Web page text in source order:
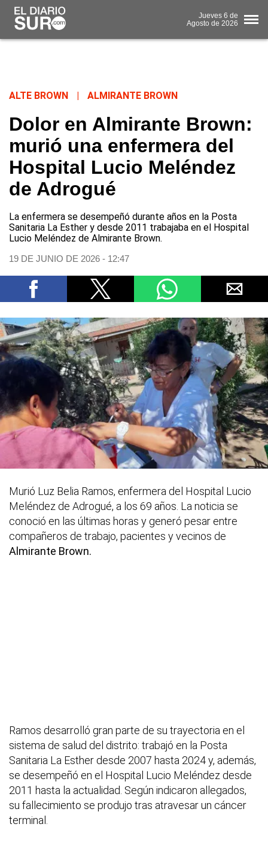
Jueves 6 de
Agosto de 2026
ALTE BROWN ALMIRANTE BROWN
Dolor en Almirante Brown:
murió una enfermera del
Hospital Lucio Meléndez
de Adrogué
La enfermera se desempeñó durante años en la Posta
Sanitaria La Esther y desde 2011 trabajaba en el Hospital
Lucio Meléndez de Almirante Brown.
19 DE JUNIO DE 2026 - 12:47
Murió Luz Belia Ramos, enfermera del Hospital Lucio
Meléndez de Adrogué, a los 69 años. La noticia se
conoció en las últimas horas y generó pesar entre
compañeros de trabajo, pacientes y vecinos de
Almirante Brown.
Ramos desarrolló gran parte de su trayectoria en el
sistema de salud del distrito: trabajó en la Posta
Sanitaria La Esther desde 2007 hasta 2024 y, además,
se desempeñó en el Hospital Lucio Meléndez desde
2011 hasta la actualidad. Según indicaron allegados,
su fallecimiento se produjo tras atravesar un cáncer
terminal.